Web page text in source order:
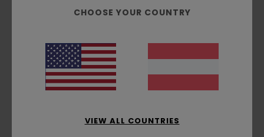
Kostenloser Versand, wenn du dich registrierst
Original anzeigen - Castellano
Komfort: 5/5 Preis-Leistungs-Verhältnis
Material: 5/5 Farbe: 5
5/5
CHOOSE YOUR COUNTRY
VIEW ALL COUNTRIES